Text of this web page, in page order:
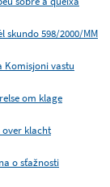
skundo 598/2000/MM
Komisjoni vastu
om klage
over klacht
o sťažnosti